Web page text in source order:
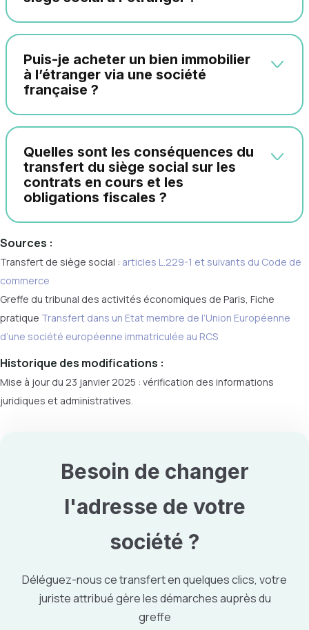
Puis-je acheter un bien immobilier
à l’étranger via une société
française ?
Quelles sont les conséquences du
transfert du siège social sur les
contrats en cours et les
obligations fiscales ?
Sources :
Transfert de siège social : articles L.229-1 et suivants du Code de
commerce
Greffe du tribunal des activités économiques de Paris, Fiche
pratique Transfert dans un Etat membre de l’Union Européenne
d’une société européenne immatriculée au RCS
Historique des modifications :
Mise à jour du 23 janvier 2025 : vérification des informations
juridiques et administratives.
Besoin de changer
l'adresse de votre
société ?
Déléguez-nous ce transfert en quelques clics, votre
juriste attribué gère les démarches auprès du
greffe